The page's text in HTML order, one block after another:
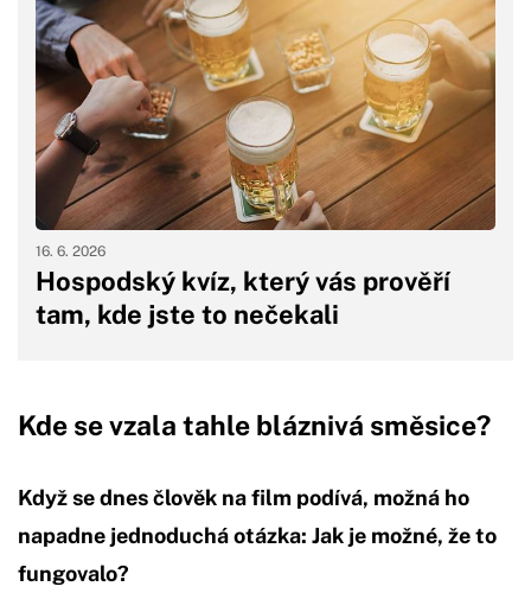
Hospodský kvíz, který vás prověří
tam, kde jste to nečekali
16. 6. 2026
Kde se vzala tahle bláznivá směsice?
Když se dnes člověk na film podívá, možná ho
napadne jednoduchá otázka: Jak je možné, že to
fungovalo?